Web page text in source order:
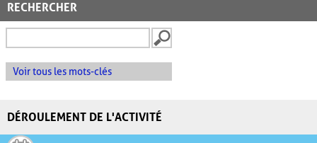
RECHERCHER
Voir tous les mots-clés
DÉROULEMENT DE L'ACTIVITÉ